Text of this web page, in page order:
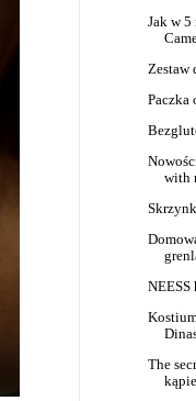
Jak w 5
Zestaw
Paczka
with
The